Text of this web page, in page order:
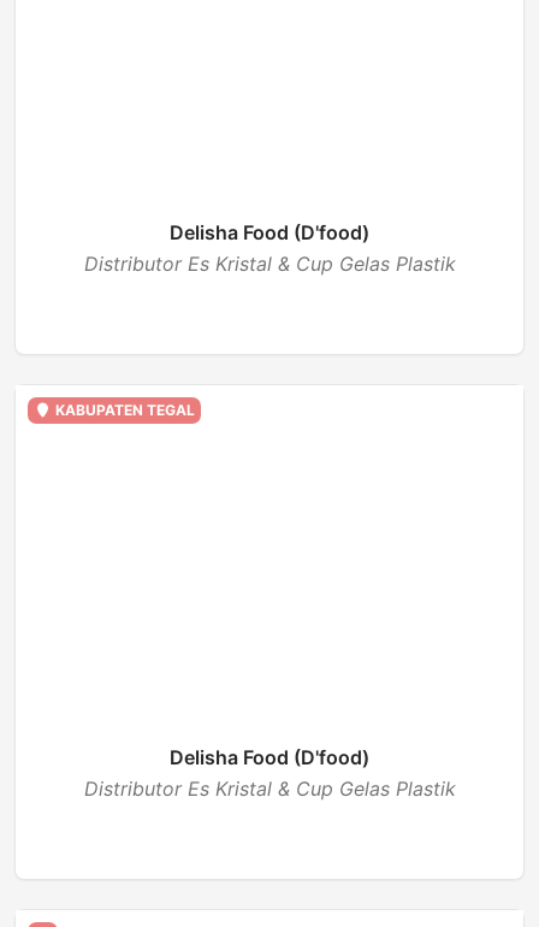
Delisha Food (D'food)
Distributor Es Kristal & Cup Gelas Plastik
KABUPATEN TEGAL
Delisha Food (D'food)
Distributor Es Kristal & Cup Gelas Plastik